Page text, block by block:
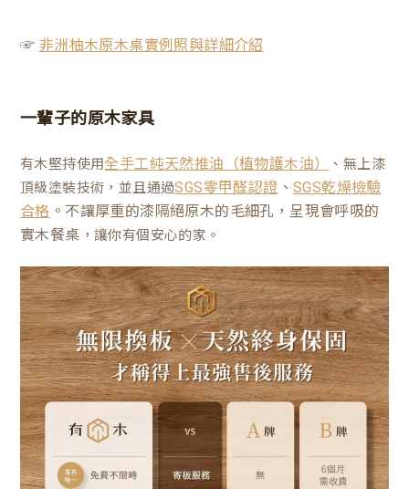
☞ 非洲柚木原木桌實例照與詳細介紹
一輩子的原木家具
有木堅持使用全手工純天然推油（植物護木油）
、無上漆
頂級塗裝技術，並且通過SGS零甲醛認證 、SGS乾燥檢驗
合格 。不讓厚重的漆隔絕原木的毛細孔，呈現會呼吸的
實木餐桌 ，讓你有個安心的家。